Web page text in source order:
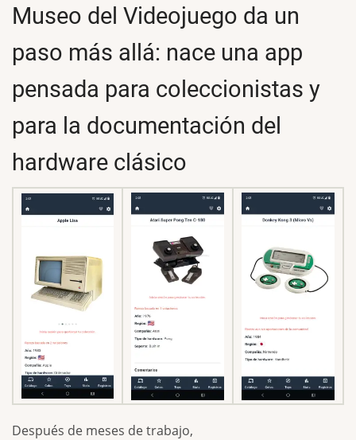
Museo del Videojuego da un
paso más allá: nace una app
pensada para coleccionistas y
para la documentación del
hardware clásico
Después de meses de trabajo,